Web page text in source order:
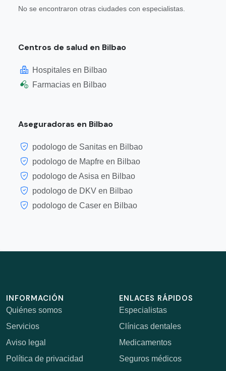
No se encontraron otras ciudades con especialistas.
Centros de salud en Bilbao
Hospitales en Bilbao
Farmacias en Bilbao
Aseguradoras en Bilbao
podologo de Sanitas en Bilbao
podologo de Mapfre en Bilbao
podologo de Asisa en Bilbao
podologo de DKV en Bilbao
podologo de Caser en Bilbao
INFORMACIÓN
Quiénes somos
Servicios
Aviso legal
Política de privacidad
ENLACES RÁPIDOS
Especialistas
Clínicas dentales
Medicamentos
Seguros médicos